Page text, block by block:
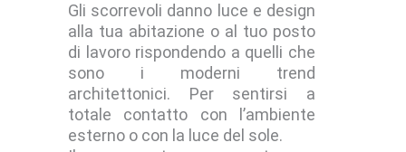
Gli scorrevoli danno luce e design
alla tua abitazione o al tuo posto
di lavoro rispondendo a quelli che
sono i moderni trend
architettonici. Per sentirsi a
totale contatto con l’ambiente
esterno o con la luce del sole.